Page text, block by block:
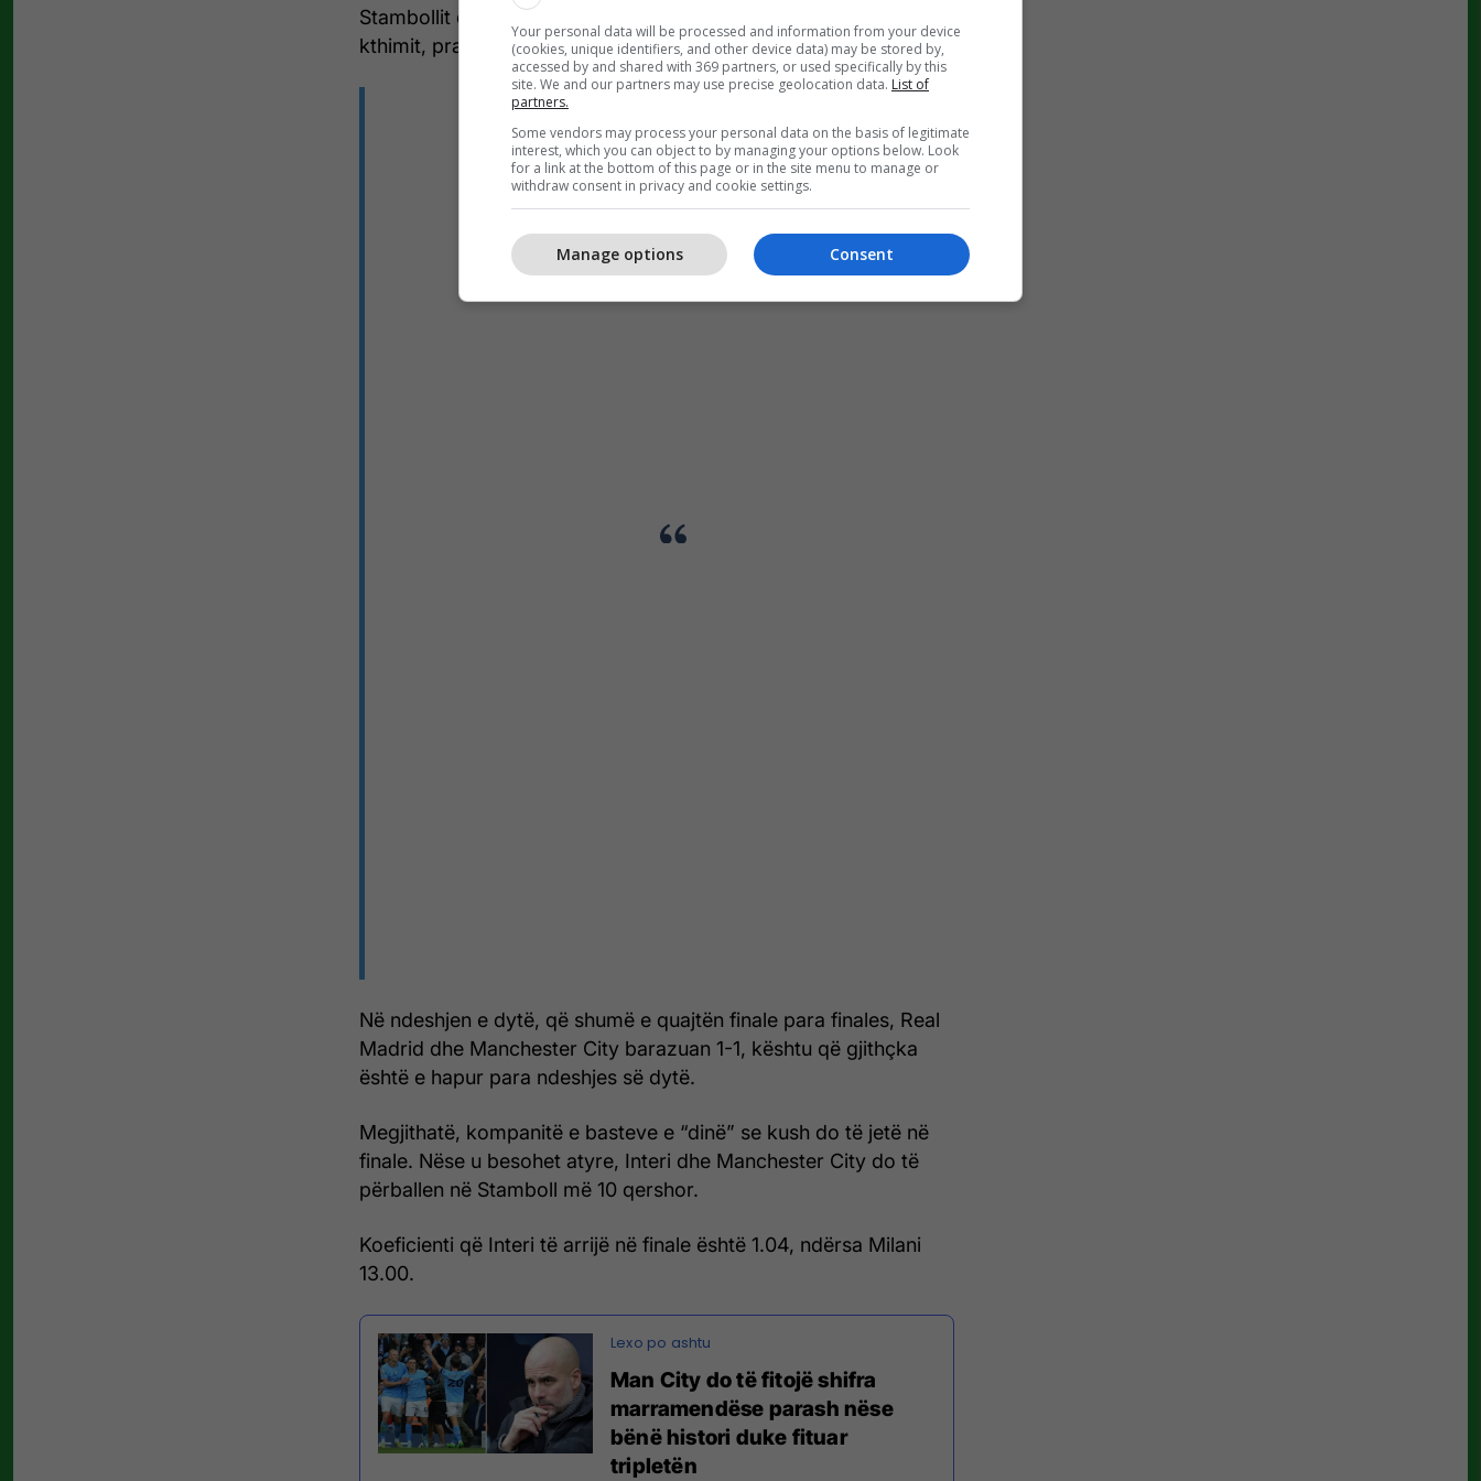
Stambollit dhe duhet ta mbrojë këtë avantazh në ndeshjen e
kthimit, pra në ndeshjen e dytë.
Në ndeshjen e dytë, që shumë e quajtën finale para finales, Real
Madrid dhe Manchester City barazuan 1-1, kështu që gjithçka
është e hapur para ndeshjes së dytë.
Megjithatë, kompanitë e basteve e “dinë” se kush do të jetë në
finale. Nëse u besohet atyre, Interi dhe Manchester City do të
përballen në Stamboll më 10 qershor.
Koeficienti që Interi të arrijë në finale është 1.04, ndërsa Milani
13.00.
Man City do të fitojë shifra
marramendëse parash nëse
bënë histori duke fituar
tripletën
Your personal data will be processed and information from your device
(cookies, unique identifiers, and other device data) may be stored by,
accessed by and shared with 369 partners, or used specifically by this
site. We and our partners may use precise geolocation data. List of
partners.
Some vendors may process your personal data on the basis of legitimate
interest, which you can object to by managing your options below. Look
for a link at the bottom of this page or in the site menu to manage or
withdraw consent in privacy and cookie settings.
Consent
Manage options